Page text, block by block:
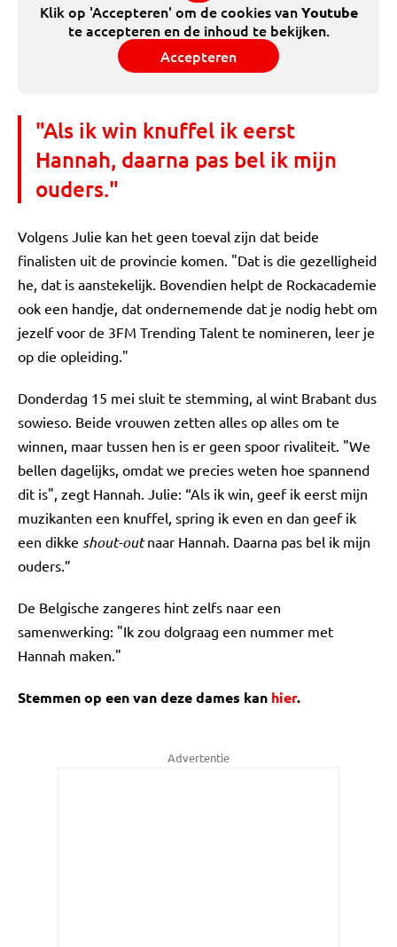
Klik op 'Accepteren' om de cookies vanYoutube
te accepteren en de inhoud te bekijken.
Accepteren
"Als ik win knuffel ik eerst
Hannah, daarna pas bel ik mijn
ouders."
Volgens Julie kan het geen toeval zijn dat beide
finalisten uit de provincie komen. "Dat is die gezelligheid
he, dat is aanstekelijk. Bovendien helpt de Rockacademie
ook een handje, dat ondernemende dat je nodig hebt om
jezelf voor de 3FM Trending Talent te nomineren, leer je
op die opleiding."
Donderdag 15 mei sluit te stemming, al wint Brabant dus
sowieso. Beide vrouwen zetten alles op alles om te
winnen, maar tussen hen is er geen spoor rivaliteit. "We
bellen dagelijks, omdat we precies weten hoe spannend
dit is", zegt Hannah. Julie: “Als ik win, geef ik eerst mijn
muzikanten een knuffel, spring ik even en dan geef ik
een dikke shout-outnaar Hannah. Daarna pas bel ik mijn
ouders.”
De Belgische zangeres hint zelfs naar een
samenwerking: "Ik zou dolgraag een nummer met
Hannah maken."
Stemmen op een van deze dames kan hier.
Advertentie